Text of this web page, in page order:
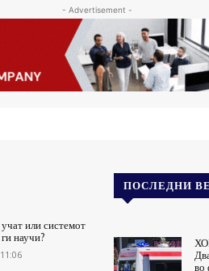
- Advertisement -
или системот
научи?
ПОСЛЕДНИ
во